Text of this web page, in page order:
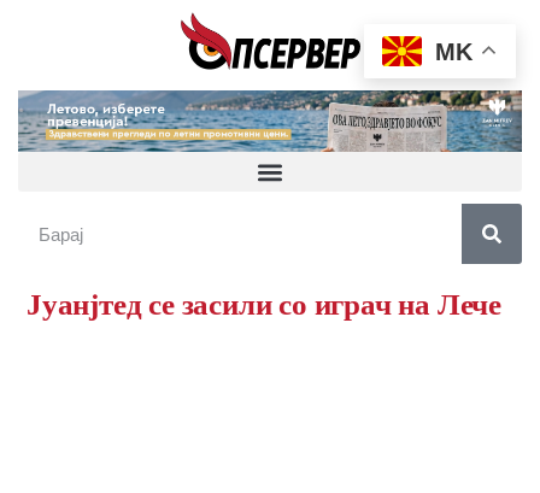
Јуанјтед се засили со играч на Лече
MK